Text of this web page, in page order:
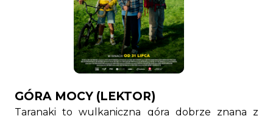
GÓRA MOCY (LEKTOR)
Taranaki to wulkaniczna góra dobrze znana z